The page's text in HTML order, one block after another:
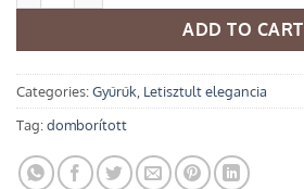
ADD TO CART
Categories:Gyűrűk Letisztult elegancia
Tag:domborított